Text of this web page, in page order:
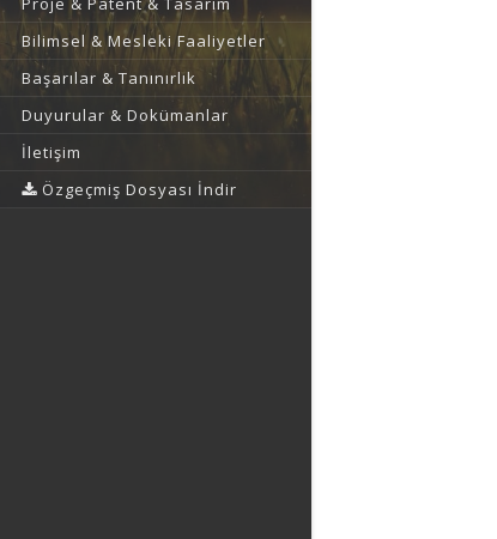
Bilimsel & Mesleki Faaliyetler
Başarılar & Tanınırlık
Duyurular & Dokümanlar
İletişim
Özgeçmiş Dosyası İndir